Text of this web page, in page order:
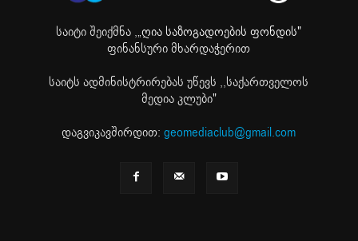
საიტი შეიქმნა ,„ღია საზოგადოების ფონდის"
ფინანსური მხარდაჭერით
საიტს ადმინისტრირებას უწევს ,,საქართველოს
მედია კლუბი"
დაგვიკავშირდით:geomediaclub@gmail.com